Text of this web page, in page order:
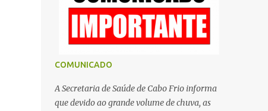
COMUNICADO
A Secretaria de Saúde de Cabo Frio informa
que devido ao grande volume de chuva, as